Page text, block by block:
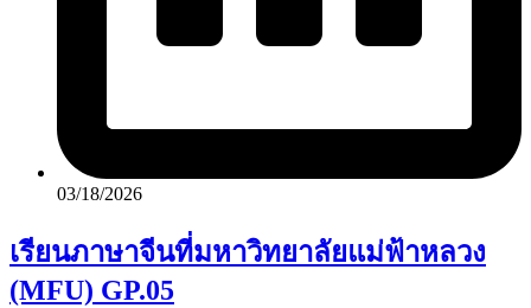
03/18/2026
เรียนภาษาจีนที่มหาวิทยาลัยแม่ฟ้าหลวง
(MFU) GP.05